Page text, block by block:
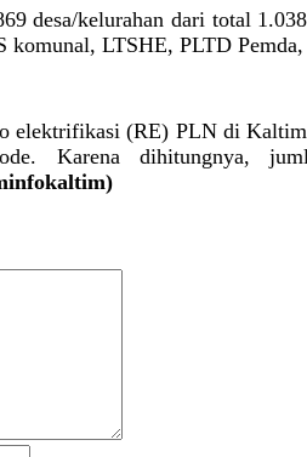
desa/kelurahan dari total
komunal, LTSHE, PLTD
elektrifikasi (RE) PLN di
Karena dihitungnya,